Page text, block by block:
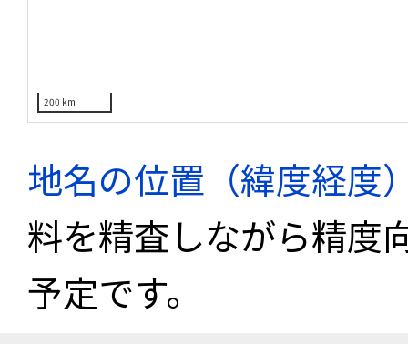
200 km
地名の位置（緯度経度
料を精査しながら精度
予定です。